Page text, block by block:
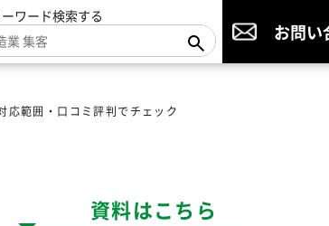
ワード検索する
お問い
応範囲・口コミ評判でチェック
資料はこちら